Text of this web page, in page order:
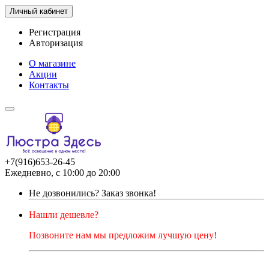
Личный кабинет
Регистрация
Авторизация
О магазине
Акции
Контакты
+7(916)653-26-45
Ежедневно, с 10:00 до 20:00
Не дозвонились? Заказ звонка!
Нашли дешевле?
Позвоните нам мы предложим лучшую цену!